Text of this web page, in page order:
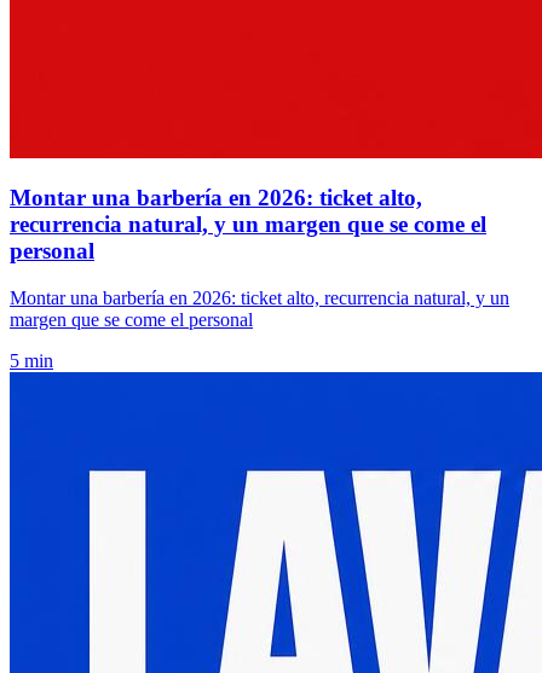
Montar una barbería en 2026: ticket alto,
recurrencia natural, y un margen que se come el
personal
Montar una barbería en 2026: ticket alto, recurrencia natural, y un
margen que se come el personal
5 min